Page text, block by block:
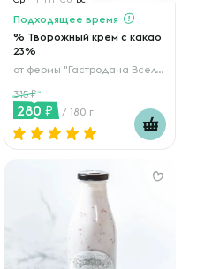
Подходящее время
% Творожный крем с какао
23%
от фермы "Гастродача Вселуг"
315
280 / 180 г